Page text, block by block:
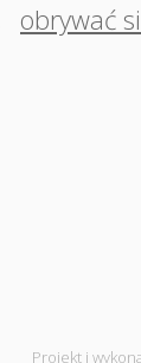
obrywać
Projekt i